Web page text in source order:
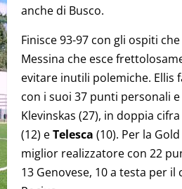
anche di Busco.
Finisce 93-97 con gli ospiti
Messina che esce
evitare inutili polemiche. Ellis
con i suoi 37 punti personali
Klevinskas (27), in doppia
(12) eTelesca (10). Per la
miglior realizzatore con 22
13 Genovese, 10 a testa per